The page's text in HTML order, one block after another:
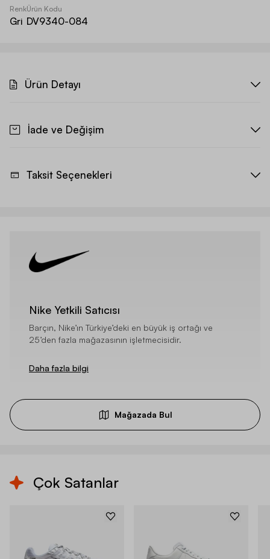
Renk
Gri
Ürün Kodu
DV9340-084
Ürün Detayı
İade ve Değişim
Taksit Seçenekleri
Nike Yetkili Satıcısı
Barçın, Nike’ın Türkiye’deki en büyük iş ortağı ve
25’den fazla mağazasının işletmecisidir.
Daha fazla bilgi
Mağazada Bul
Çok Satanlar